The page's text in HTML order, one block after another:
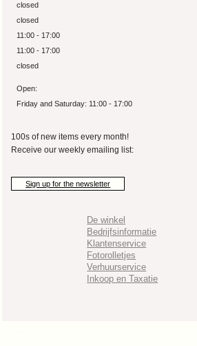
closed
closed
11:00 - 17:00
11:00 - 17:00
closed
Open:
Friday and Saturday: 11:00 - 17:00
100s of new items every month!
Receive our weekly emailing list:
Sign up for the newsletter
De winkel
Bedrijfsinformatie
Klantenservice
Fotorolletjes
Verhuurservice
Inkoop en Taxatie